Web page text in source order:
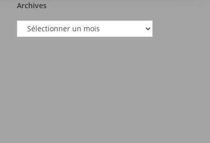
Archives